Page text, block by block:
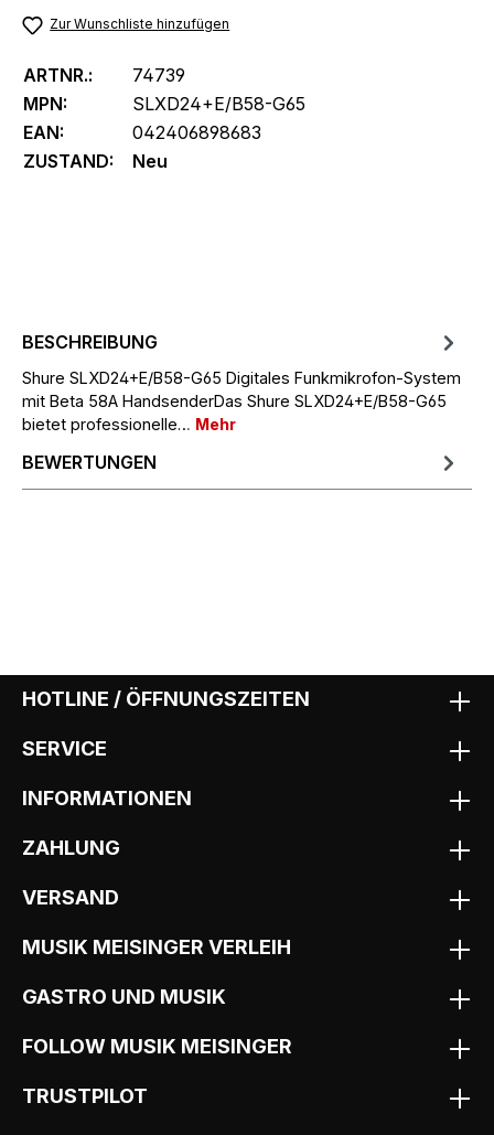
Zur Wunschliste hinzufügen
ARTNR.:
74739
MPN:
SLXD24+E/B58-G65
EAN:
042406898683
ZUSTAND:
Neu
BESCHREIBUNG
Shure SLXD24+E/B58-G65 Digitales Funkmikrofon-System
mit Beta 58A HandsenderDas Shure SLXD24+E/B58-G65
bietet professionelle… Mehr
BEWERTUNGEN
HOTLINE / ÖFFNUNGSZEITEN
SERVICE
INFORMATIONEN
ZAHLUNG
VERSAND
MUSIK MEISINGER VERLEIH
GASTRO UND MUSIK
FOLLOW MUSIK MEISINGER
TRUSTPILOT